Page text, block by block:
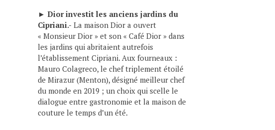
► Dior investit les anciens jardins du
Cipriani.- La maison Dior a ouvert
« Monsieur Dior » et son « Café Dior » dans
les jardins qui abritaient autrefois
l’établissement Cipriani. Aux fourneaux :
Mauro Colagreco, le chef triplement étoilé
de Mirazur (Menton), désigné meilleur chef
du monde en 2019 ; un choix qui scelle le
dialogue entre gastronomie et la maison de
couture le temps d’un été.